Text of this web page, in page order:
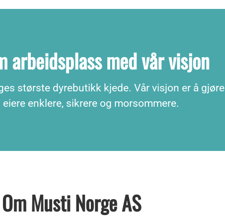
arbeidsplass med vår visjon
største dyrebutikk kjede. Vår visjon er å gjøre
enklere, sikrere og morsommere.
Om Musti Norge AS